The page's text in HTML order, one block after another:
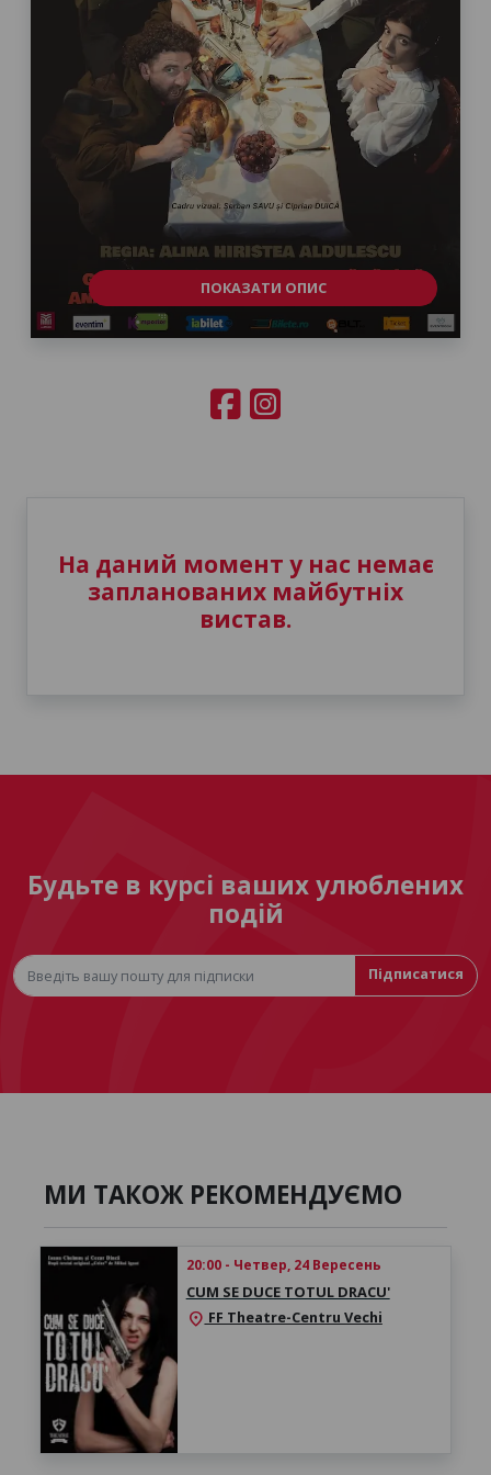
ПОКАЗАТИ ОПИС
На даний момент у нас немає
запланованих майбутніх
вистав.
Будьте в курсі ваших улюблених
подій
Підписатися
МИ ТАКОЖ РЕКОМЕНДУЄМО
20:00 - Четвер, 24 Вересень
CUM SE DUCE TOTUL DRACU'
location_on FF Theatre-Centru Vechi